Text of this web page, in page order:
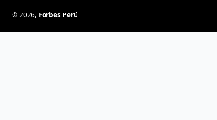
© 2026, Forbes Perú